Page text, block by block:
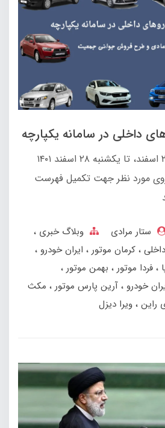
داخلی در سامانه یکپارچه
از امروز جمعه مورخ ۲۶ اسفند، تا یکشنبه ۲۸ اسفند ۱۴۰۱
مورد نظر جهت تکمیل فهرست
ستار مرادی
وبلاگ خبری
کرمان موتور
ایران خودرو
فردا موتور
بهمن‌ موتور
خودرو آرین پارس موتور
مکث
راین ویرا دیزل